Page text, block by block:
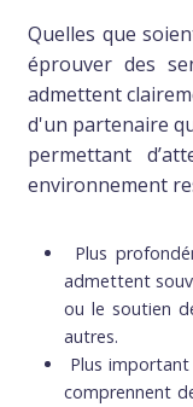
Quelles que
éprouver des
admettent
d'un partenaire
permettant
environnement
Plus
admettent
ou le soutien
autres.
Plus
comprennent